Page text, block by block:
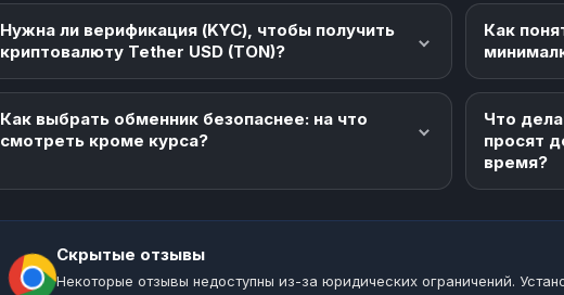
Нужна ли верификация (KYC), чтобы получить
криптовалюту Tether USD (TON)?
Как
Как выбрать обменник безопаснее: на что
смотреть кроме курса?
Что
просят
время?
Скрытые отзывы
Некоторые отзывы недоступны из-за юридических ограничений.